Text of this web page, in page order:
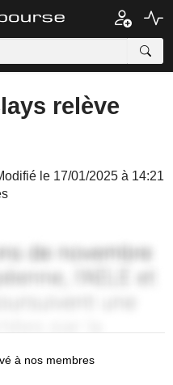
relève
le 17/01/2025 à 14:21
à nos membres